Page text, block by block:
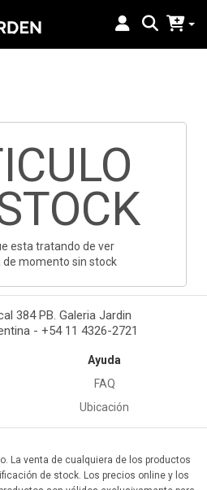
esta tratando de ver
de momento sin stock
384 PB. Galeria Jardin
- +54 11 4326-2721
Ayuda
FAQ
Ubicación
La venta de cualquiera de los productos
de stock. Los precios online y los